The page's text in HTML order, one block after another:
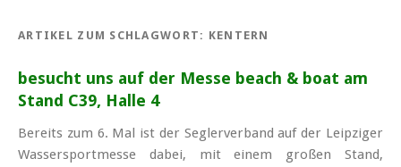
ARTIKEL ZUM SCHLAGWORT: KENTERN
besucht uns auf der Messe beach & boat am
Stand C39, Halle 4
Bereits zum 6. Mal ist der Seglerverband auf der Leipziger
Wasser­spor­tmesse dabei, mit einem großen Stand,